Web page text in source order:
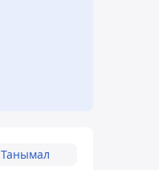
Танымал